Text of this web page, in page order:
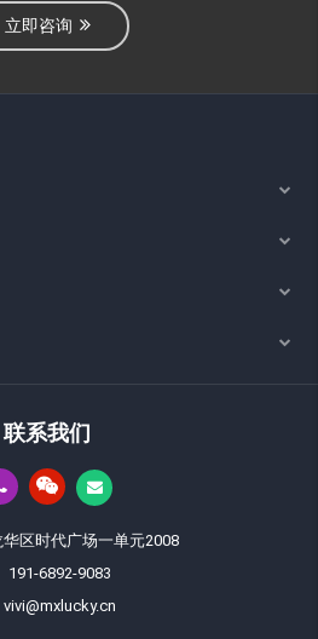
立即咨询
联系我们
区时代广场一单元2008
191-6892-9083
vivi@mxlucky.cn